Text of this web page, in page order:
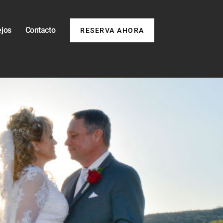
Contacto RESERVA AHORA